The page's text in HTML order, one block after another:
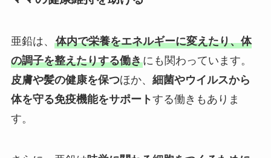
亜鉛は、 体内で栄養をエネルギーに変えたり、体
の調子を整えたりする働きにも関わっています。
皮膚や髪の健康を保つほか、 細菌やウイルスから
体を守る免疫機能をサポートする働きもありま
す。